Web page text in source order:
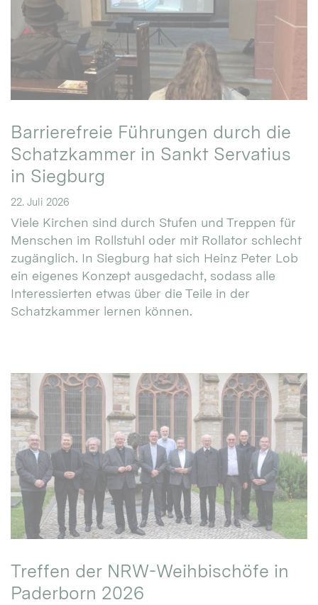
Barrierefreie Führungen durch die
Schatzkammer in Sankt Servatius
in Siegburg
22. Juli 2026
Viele Kirchen sind durch Stufen und Treppen für
Menschen im Rollstuhl oder mit Rollator schlecht
zugänglich. In Siegburg hat sich Heinz Peter Lob
ein eigenes Konzept ausgedacht, sodass alle
Interessierten etwas über die Teile in der
Schatzkammer lernen können.
Treffen der NRW-Weihbischöfe in
Paderborn 2026